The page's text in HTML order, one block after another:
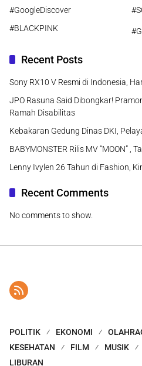
#GoogleDiscover
#BLACKPINK
Recent Posts
Sony RX10 V Resmi di Indonesia,
JPO Rasuna Said Dibongkar!
Ramah Disabilitas
Kebakaran Gedung Dinas DKI,
BABYMONSTER Rilis MV “MOON” ,
Lenny Ivylen 26 Tahun di Fashion,
Recent Comments
No comments to show.
POLITIK EKONOMI
KESEHATAN
FILM MUSIK
LIBURAN